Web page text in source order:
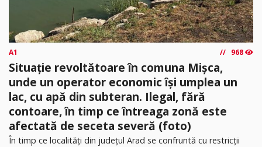
A1 968
Situație revoltătoare în comuna Mișca,
unde un operator economic își umplea un
lac, cu apă din subteran. Ilegal, fără
contoare, în timp ce întreaga zonă este
afectată de seceta severă (foto)
În timp ce localități din județul Arad se confruntă cu restricții